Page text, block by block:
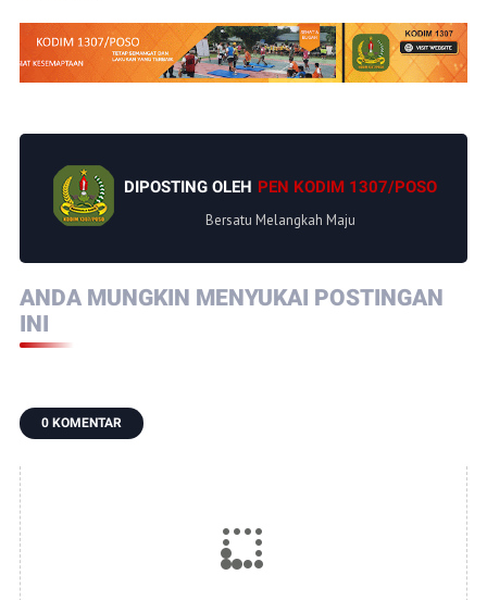
DIPOSTING OLEH PEN KODIM 1307/POSO
Bersatu Melangkah Maju
ANDA MUNGKIN MENYUKAI POSTINGAN
INI
0 KOMENTAR